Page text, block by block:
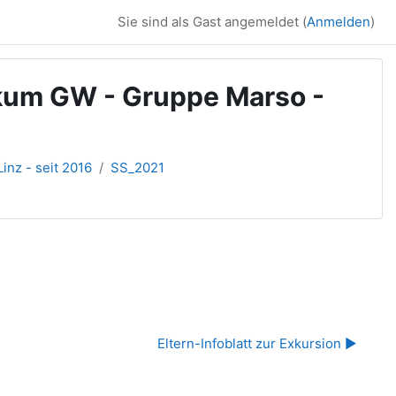
Sie sind als Gast angemeldet (Anmelden)
GW - Gruppe Marso -
- seit 2016 SS_2021
Eltern-Infoblatt zur Exkursion ▶︎